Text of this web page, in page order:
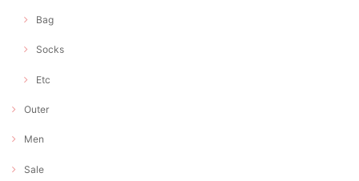
Bag
Socks
Etc
Outer
Men
Sale